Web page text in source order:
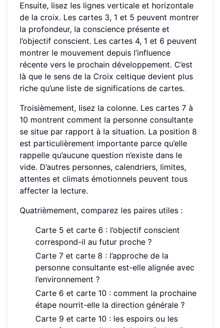
Ensuite, lisez les lignes verticale et horizontale
de la croix. Les cartes 3, 1 et 5 peuvent montrer
la profondeur, la conscience présente et
l’objectif conscient. Les cartes 4, 1 et 6 peuvent
montrer le mouvement depuis l’influence
récente vers le prochain développement. C’est
là que le sens de la Croix celtique devient plus
riche qu’une liste de significations de cartes.
Troisièmement, lisez la colonne. Les cartes 7 à
10 montrent comment la personne consultante
se situe par rapport à la situation. La position 8
est particulièrement importante parce qu’elle
rappelle qu’aucune question n’existe dans le
vide. D’autres personnes, calendriers, limites,
attentes et climats émotionnels peuvent tous
affecter la lecture.
Quatrièmement, comparez les paires utiles :
Carte 5 et carte 6 : l’objectif conscient
correspond-il au futur proche ?
Carte 7 et carte 8 : l’approche de la
personne consultante est-elle alignée avec
l’environnement ?
Carte 6 et carte 10 : comment la prochaine
étape nourrit-elle la direction générale ?
Carte 9 et carte 10 : les espoirs ou les